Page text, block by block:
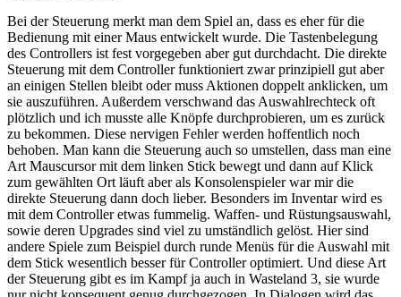
Bei der Steuerung merkt man dem Spiel an, dass es eher für die
Bedienung mit einer Maus entwickelt wurde. Die Tastenbelegung
des Controllers ist fest vorgegeben aber gut durchdacht. Die direkte
Steuerung mit dem Controller funktioniert zwar prinzipiell gut aber
an einigen Stellen bleibt oder muss Aktionen doppelt anklicken, um
sie auszuführen. Außerdem verschwand das Auswahlrechteck oft
plötzlich und ich musste alle Knöpfe durchprobieren, um es zurück
zu bekommen. Diese nervigen Fehler werden hoffentlich noch
behoben. Man kann die Steuerung auch so umstellen, dass man eine
Art Mauscursor mit dem linken Stick bewegt und dann auf Klick
zum gewählten Ort läuft aber als Konsolenspieler war mir die
direkte Steuerung dann doch lieber. Besonders im Inventar wird es
mit dem Controller etwas fummelig. Waffen- und Rüstungsauswahl,
sowie deren Upgrades sind viel zu umständlich gelöst. Hier sind
andere Spiele zum Beispiel durch runde Menüs für die Auswahl mit
dem Stick wesentlich besser für Controller optimiert. Und diese Art
der Steuerung gibt es im Kampf ja auch in Wasteland 3, sie wurde